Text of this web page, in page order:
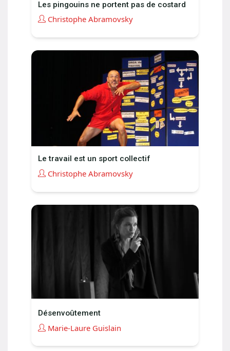
Les pingouins ne portent pas de costard
Christophe Abramovsky
Le travail est un sport collectif
Christophe Abramovsky
Désenvoûtement
Marie-Laure Guislain